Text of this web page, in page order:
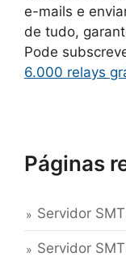
e-mails e
de tudo,
Pode
6.000 relays
Páginas
Servidor
Servidor